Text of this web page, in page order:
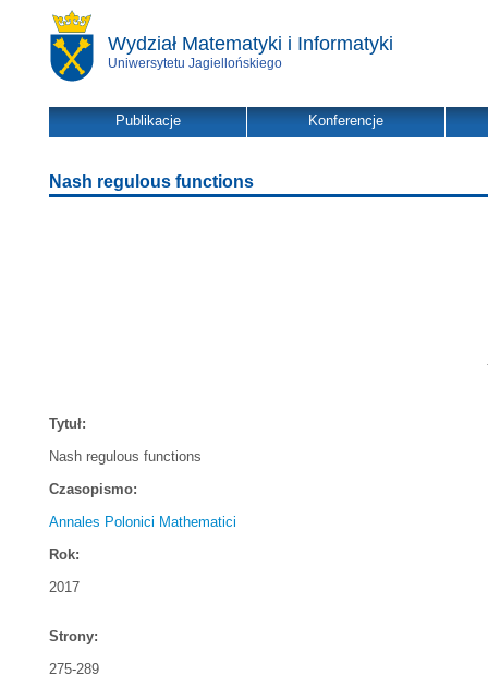
Wydział Matematyki i Informatyki
Uniwersytetu Jagiellońskiego
Publikacje Konferencje
Nash regulous functions
Tytuł:
Nash regulous functions
Czasopismo:
Annales Polonici Mathematici
Rok:
2017
Strony:
275-289